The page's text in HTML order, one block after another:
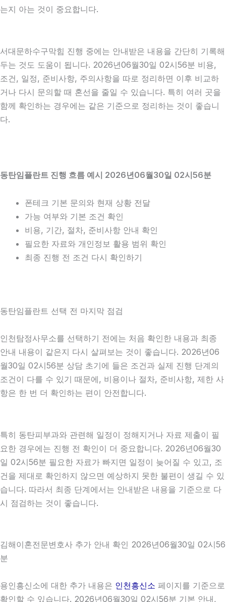
는지 아는 것이 중요합니다.
서대문하수구막힘 진행 중에는 안내받은 내용을 간단히 기록해
두는 것도 도움이 됩니다. 2026년06월30일 02시56분 비용,
조건, 일정, 준비사항, 주의사항을 따로 정리하면 이후 비교하
거나 다시 문의할 때 혼선을 줄일 수 있습니다. 특히 여러 곳을
함께 확인하는 경우에는 같은 기준으로 정리하는 것이 좋습니
다.
동탄임플란트 진행 흐름 예시 2026년06월30일 02시56분
폰테크 기본 문의와 현재 상황 전달
가능 여부와 기본 조건 확인
비용, 기간, 절차, 준비사항 안내 확인
필요한 자료와 개인정보 활용 범위 확인
최종 진행 전 조건 다시 확인하기
동탄임플란트 선택 전 마지막 점검
인천탐정사무소를 선택하기 전에는 처음 확인한 내용과 최종
안내 내용이 같은지 다시 살펴보는 것이 좋습니다. 2026년06
월30일 02시56분 상담 초기에 들은 조건과 실제 진행 단계의
조건이 다를 수 있기 때문에, 비용이나 절차, 준비사항, 제한 사
항은 한 번 더 확인하는 편이 안전합니다.
특히 동탄피부과와 관련해 일정이 정해지거나 자료 제출이 필
요한 경우에는 진행 전 확인이 더 중요합니다. 2026년06월30
일 02시56분 필요한 자료가 빠지면 일정이 늦어질 수 있고, 조
건을 제대로 확인하지 않으면 예상하지 못한 불편이 생길 수 있
습니다. 따라서 최종 단계에서는 안내받은 내용을 기준으로 다
시 점검하는 것이 좋습니다.
김해이혼전문변호사 추가 안내 확인 2026년06월30일 02시56
분
용인흥신소에 대한 추가 내용은 인천흥신소 페이지를 기준으로
확인할 수 있습니다. 2026년06월30일 02시56분 기본 안내,